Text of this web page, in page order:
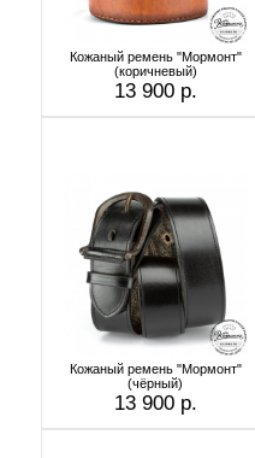
Кожаный ремень "Мормонт"
(коричневый)
13 900 р.
Кожаный ремень "Мормонт"
(чёрный)
13 900 р.